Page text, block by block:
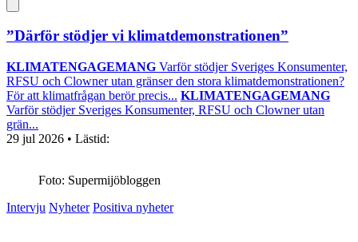
”Därför stödjer vi klimatdemonstrationen”
KLIMATENGAGEMANG Varför stödjer Sveriges Konsumenter,
RFSU och Clowner utan gränser den stora klimatdemonstrationen?
För att klimatfrågan berör precis... KLIMATENGAGEMANG
Varför stödjer Sveriges Konsumenter, RFSU och Clowner utan
grän...
29 jul 2026 • Lästid:
Foto: Supermijöbloggen
Intervju Nyheter Positiva nyheter